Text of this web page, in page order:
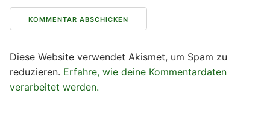
Diese Website verwendet Akismet, um Spam zu
reduzieren. Erfahre, wie deine Kommentardaten
verarbeitet werden.